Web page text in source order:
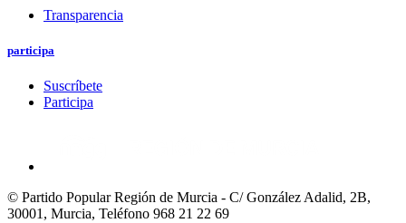
Transparencia
participa
Suscríbete
Participa
© Partido Popular Región de Murcia - C/ González Adalid, 2B,
30001, Murcia, Teléfono 968 21 22 69